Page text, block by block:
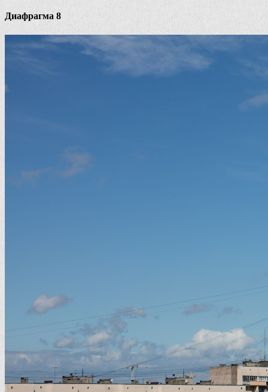
Диафрагма 8